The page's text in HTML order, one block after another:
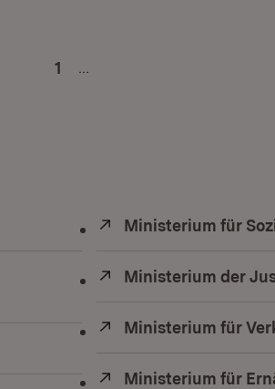
1
Extern:
Ministerium für
Extern:
Ministerium der
Extern:
Ministerium für
Extern:
Ministerium für